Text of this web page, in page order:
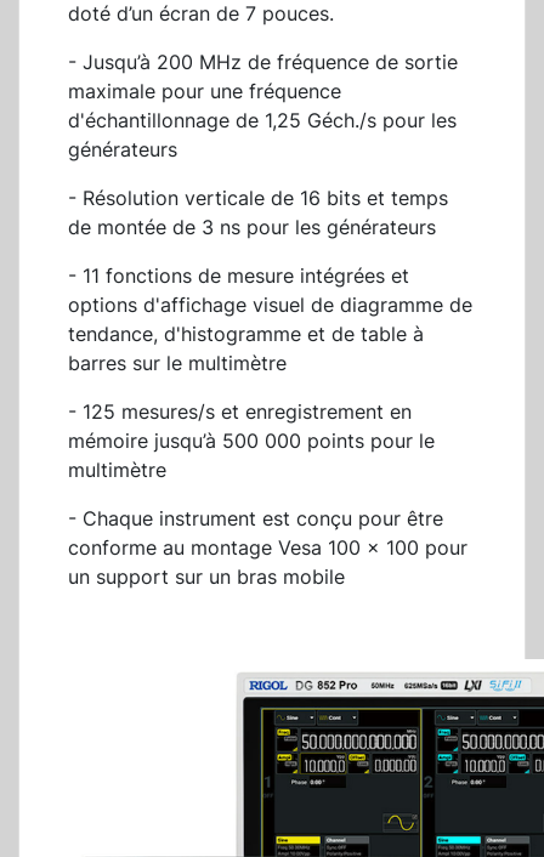
doté d’un écran de 7 pouces.
- Jusqu’à 200 MHz de fréquence de sortie
maximale pour une fréquence
d'échantillonnage de 1,25 Géch./s pour les
générateurs
- Résolution verticale de 16 bits et temps
de montée de 3 ns pour les générateurs
- 11 fonctions de mesure intégrées et
options d'affichage visuel de diagramme de
tendance, d'histogramme et de table à
barres sur le multimètre
- 125 mesures/s et enregistrement en
mémoire jusqu’à 500 000 points pour le
multimètre
- Chaque instrument est conçu pour être
conforme au montage Vesa 100 x 100 pour
un support sur un bras mobile